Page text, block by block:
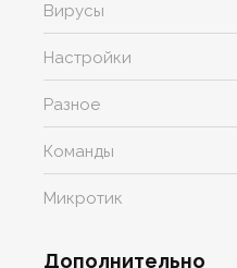
Вирусы
Настройки
Разное
Команды
Микротик
Дополнительно